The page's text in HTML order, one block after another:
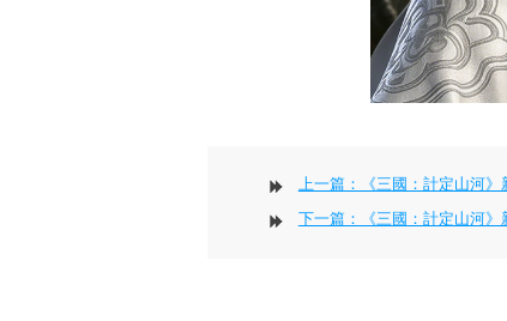
上一篇：《三國：計定山河》
下一篇：《三國：計定山河》